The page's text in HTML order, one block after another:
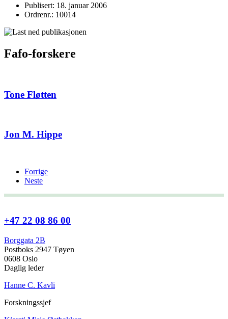
Publisert: 18. januar 2006
Ordrenr.: 10014
Fafo-forskere
Tone Fløtten
Jon M. Hippe
Forrige
Neste
+47 22 08 86 00
Borggata 2B
Postboks 2947 Tøyen
0608 Oslo
Daglig leder
Hanne C. Kavli
Forskningssjef